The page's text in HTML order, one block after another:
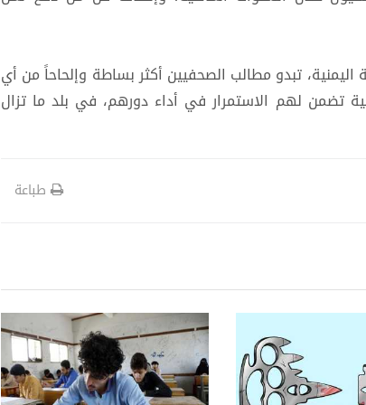
اليمنية، تبدو مطالب الصحفيين أكثر بساطة وإلحاحاً من أي
لهم الاستمرار في أداء دورهم، في بلد ما تزال
طباعة
قضية ساخنة قضية ساخنة
08 اغسطس, 2026